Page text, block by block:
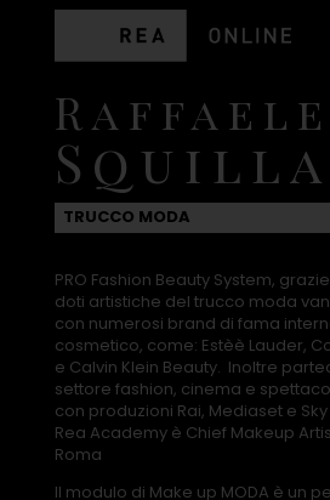
Raffaele
TRUCCO MODA
PRO Fashion Beauty System,
doti artistiche del trucco moda
con numerosi brand di fama
cosmetico, come: Estèè Lauder,
e Calvin Klein Beauty. Inoltre
settore fashion, cinema e
con produzioni Rai, Mediaset e
Rea Academy è Chief Makeup
Roma
Il modulo di Make up MODA è un